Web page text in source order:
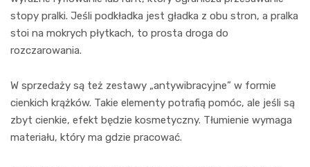
stopy pralki. Jeśli podkładka jest gładka z obu stron, a pralka
stoi na mokrych płytkach, to prosta droga do
rozczarowania.
W sprzedaży są też zestawy „antywibracyjne” w formie
cienkich krążków. Takie elementy potrafią pomóc, ale jeśli są
zbyt cienkie, efekt będzie kosmetyczny. Tłumienie wymaga
materiału, który ma gdzie pracować.